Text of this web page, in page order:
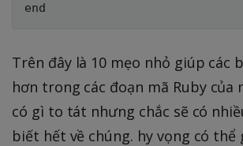
Trên đây là 10 mẹo nhỏ giúp các
hơn trong các đoạn mã Ruby của
có gì to tát nhưng chắc sẽ có
biết hết về chúng. hy vọng có thể